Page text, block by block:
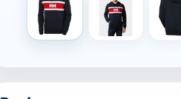
Organická bavlna
Střih